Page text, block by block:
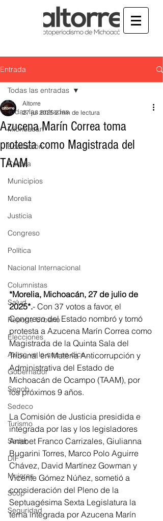
Entrada
Todas las entradas
Michoacán
Educación
Cultura
Municipios
Morelia
Justicia
Congreso
Política
Nacional Internacional
Columnistas
Salud
Reporte Urbano
Elecciones
Así se ve lo que se dice...
Gobernador
Segob
Sedeco
Turismo
Sader
DIF
Mujeres
Scop
Seguridad
Todas las entradas
Azucena Marín Correa toma
protesta como Magistrada del
TAAM
Altorre
27 jul 2025 2 min de lectura
*Morelia, Michoacán, 27 de julio de
2025*.- Con 37 votos a favor, el
Congreso del Estado nombró y tomó
protesta a Azucena Marín Correa como
Magistrada de la Quinta Sala del
Tribunal en Materia Anticorrupción y
Administrativa del Estado de
Michoacán de Ocampo (TAAM), por
los próximos 9 años.
La Comisión de Justicia presidida e
integrada por las y los legisladores
Anabet Franco Carrizales, Giulianna
Bugarini Torres, Marco Polo Aguirre
Chávez, David Martínez Gowman y
Vicente Gómez Núñez, sometió a
consideración del Pleno de la
Septuagésima Sexta Legislatura la
terna integrada por Azucena Marín